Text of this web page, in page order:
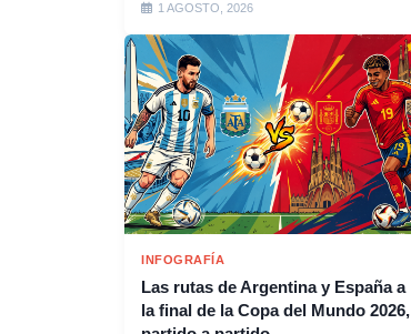
1 AGOSTO, 2026
INFOGRAFÍA
Las rutas de Argentina y España a
la final de la Copa del Mundo 2026,